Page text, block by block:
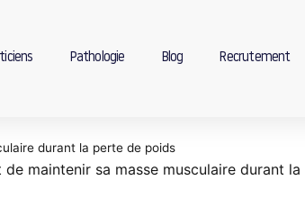
Pathologie Blog Recrutement
durant la perte de poids